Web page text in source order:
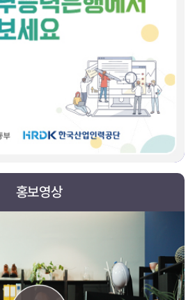
지원
학습병행
홍보영상